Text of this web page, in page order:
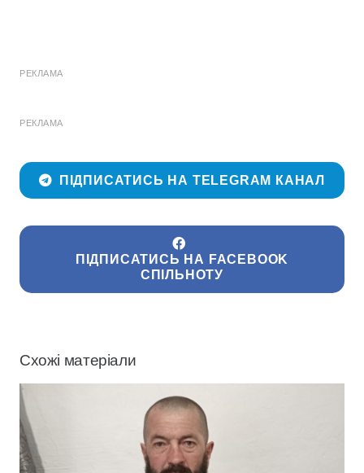
РЕКЛАМА
РЕКЛАМА
ПІДПИСАТИСЬ НА TELEGRAM КАНАЛ
ПІДПИСАТИСЬ НА FACEBOOK
СПІЛЬНОТУ
Схожі матеріали